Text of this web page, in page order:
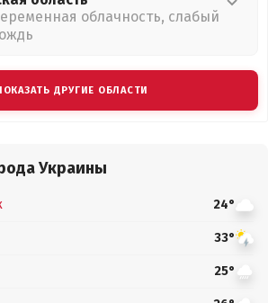
облачность, слабый
ДРУГИЕ ОБЛАСТИ
Украины
24°
33°
25°